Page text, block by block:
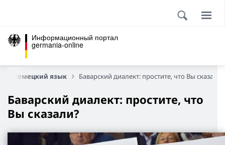
Информационный портал
germania-online
Немецкий язык Баварский диалект: простите, что Вы сказали?
Баварский диалект: простите, что
Вы сказали?